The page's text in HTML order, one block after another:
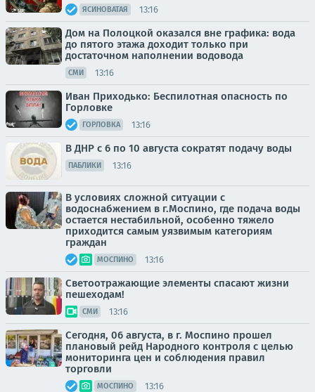
ЯСИНОВАТАЯ 13:16
Дом на Полоцкой оказался вне графика: вода
до пятого этажа доходит только при
достаточном наполнении водовода
СМИ 13:16
Иван Приходько: Беспилотная опасность по
Горловке
ГОРЛОВКА 13:16
В ДНР с 6 по 10 августа сократят подачу воды
ПАБЛИКИ 13:16
В условиях сложной ситуации с
водоснабжением в г.Моспино, где подача воды
остается нестабильной, особенно тяжело
приходится самым уязвимым категориям
граждан
МОСПИНО 13:16
Светоотражающие элементы спасают жизни
пешеходам!
СМИ 13:16
Сегодня, 06 августа, в г. Моспино прошел
плановый рейд Народного контроля с целью
мониторинга цен и соблюдения правил
торговли
МОСПИНО 13:16